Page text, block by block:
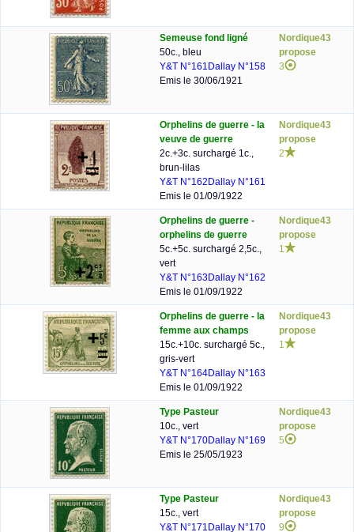
Semeuse fond ligné
50c., bleu
Y&T N°161 Dallay N°158
Emis le 30/06/1921
Nordique43
propose
3
Orphelins de guerre - la
veuve de guerre
2c.+3c. surchargé 1c.,
brun-lilas
Y&T N°162 Dallay N°161
Emis le 01/09/1922
Nordique43
propose
2
Orphelins de guerre -
orphelins de guerre
5c.+5c. surchargé 2,5c.,
vert
Y&T N°163Dallay N°162
Emis le 01/09/1922
Nordique43
propose
1
Orphelins de guerre - la
femme aux champs
15c.+10c. surchargé 5c.,
gris-vert
Y&T N°164Dallay N°163
Emis le 01/09/1922
Nordique43
propose
1
Type Pasteur
10c., vert
Y&T N°170Dallay N°169
Emis le 25/05/1923
Nordique43
propose
5
Type Pasteur
15c., vert
Y&T N°171 Dallay N°170
Nordique43
propose
9